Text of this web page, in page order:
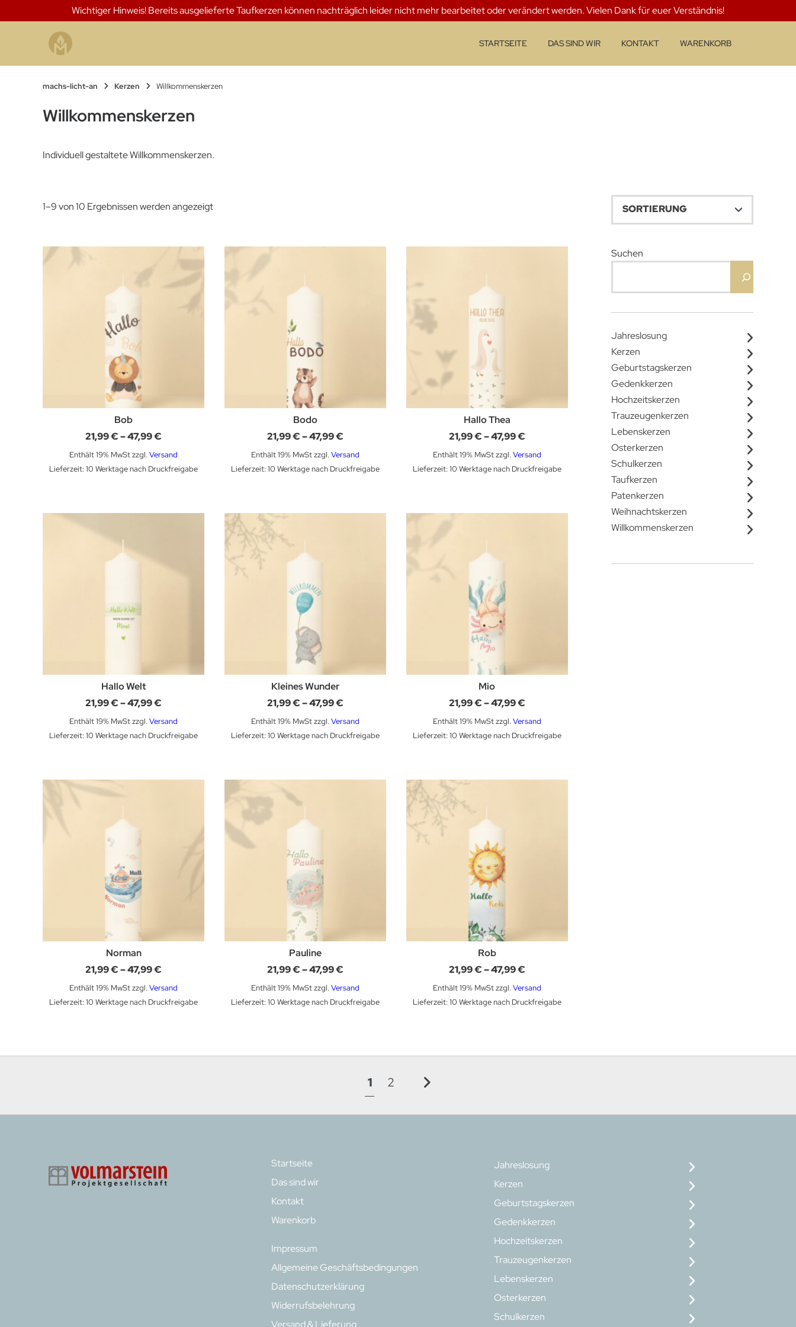
Sie
Wichtiger Hinweis! Bereits ausgelieferte Taufkerzen können nachträglich leider nicht mehr bearbeitet oder verändert werden. Vielen Dank für euer Verständnis!
STARTSEITE DAS SIND WIR KONTAKT WARENKORB
machs-licht-an Kerzen Willkommenskerzen
Willkommenskerzen
Individuell gestaltete Willkommenskerzen.
1–9 von 10 Ergebnissen werden angezeigt
Dieses Produkt weist mehrere Varianten auf. Die Optionen können auf der Produktseite gewählt werden
Bob
21,99€–47,99€
bis
47,99 €
Enthält 19% MwStzzgl.Versand
Lieferzeit: 10 Werktage nach Druckfreigabe
Dieses Produkt weist mehrere Varianten auf. Die Optionen können auf der Produktseite gewählt werden
Bodo
21,99€–47,99€Preisspanne:
bis
47,99 €
Enthält 19% MwStzzgl.Versand
Lieferzeit: 10 Werktage nach Druckfreigabe
Dieses Produkt weist mehrere Varianten auf. Die Optionen können auf der Produktseite gewählt werden
Hallo Thea
21,99€–47,99€Preisspanne:
bis
47,99 €
Enthält 19% MwSt zzgl.Versand
Lieferzeit: 10 Werktage nach Druckfreigabe
Dieses Produkt weist mehrere Varianten auf. Die Optionen können auf der Produktseite gewählt werden
Hallo Welt
21,99€–47,99€
bis
47,99 €
Enthält 19% MwStzzgl.Versand
Lieferzeit: 10 Werktage nach Druckfreigabe
Dieses Produkt weist mehrere Varianten auf. Die Optionen können auf der Produktseite gewählt werden
Kleines Wunder
21,99€–47,99€Preisspanne:
bis
47,99 €
Enthält 19% MwStzzgl.Versand
Lieferzeit: 10 Werktage nach Druckfreigabe
Dieses Produkt weist mehrere Varianten auf. Die Optionen können auf der Produktseite gewählt werden
Mio
21,99€–47,99€Preisspanne:
bis
47,99 €
Enthält 19% MwSt zzgl.Versand
Lieferzeit: 10 Werktage nach Druckfreigabe
Dieses Produkt weist mehrere Varianten auf. Die Optionen können auf der Produktseite gewählt werden
Norman
21,99€–47,99€
bis
47,99 €
Enthält 19% MwStzzgl.Versand
Lieferzeit: 10 Werktage nach Druckfreigabe
Dieses Produkt weist mehrere Varianten auf. Die Optionen können auf der Produktseite gewählt werden
Pauline
21,99€–47,99€Preisspanne:
bis
47,99 €
Enthält 19% MwStzzgl.Versand
Lieferzeit: 10 Werktage nach Druckfreigabe
Dieses Produkt weist mehrere Varianten auf. Die Optionen können auf der Produktseite gewählt werden
Rob
21,99€–47,99€Preisspanne:
bis
47,99 €
Enthält 19% MwSt zzgl.Versand
Lieferzeit: 10 Werktage nach Druckfreigabe
Suchen
Jahreslosung
Kerzen
Geburtstagskerzen
Gedenkkerzen
Hochzeitskerzen
Trauzeugenkerzen
Lebenskerzen
Osterkerzen
Schulkerzen
Taufkerzen
Patenkerzen
Weihnachtskerzen
Willkommenskerzen
1 2
Startseite
Das sind wir
Kontakt
Warenkorb
Impressum
Allgemeine Geschäftsbedingungen
Datenschutzerklärung
Widerrufsbelehrung
Versand & Lieferung
Jahreslosung
Kerzen
Geburtstagskerzen
Gedenkkerzen
Hochzeitskerzen
Trauzeugenkerzen
Lebenskerzen
Osterkerzen
Schulkerzen